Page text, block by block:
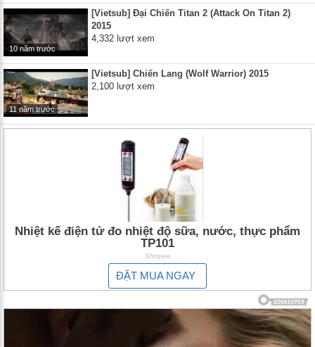
10 năm trước
[Vietsub] Đại Chiến Titan 2 (Attack On Titan 2)
2015
4,332 lượt xem
11 năm trước
[Vietsub] Chiến Lang (Wolf Warrior) 2015
2,100 lượt xem
Nhiệt kế điện tử đo nhiệt độ sữa, nước, thực phẩm
TP101
Shopee
ĐẶT MUA NGAY